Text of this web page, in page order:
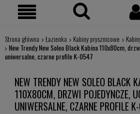
Strona główna Łazienka Kabiny prysznicowe
New Trendy New Soleo Black Kabina 110x80cm,
uniwersalne, czarne profile K-0547
NEW TRENDY NEW SOLEO BLACK
110X80CM, DRZWI POJEDYNCZE,
UNIWERSALNE, CZARNE PROFILE